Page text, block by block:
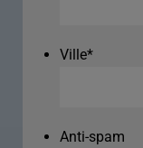
Ville*
Anti-spam